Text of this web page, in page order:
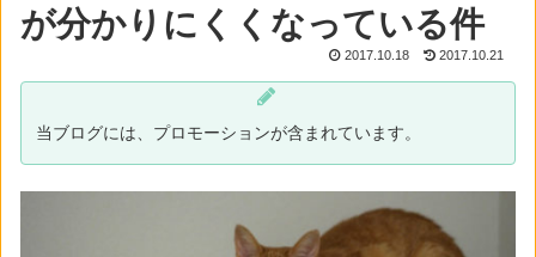
が分かりにくくなっている件
2017.10.18 2017.10.21
当ブログには、プロモーションが含まれています。